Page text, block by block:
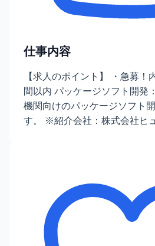
仕事内容
【求人のポイント】 ・急募！
間以内 パッケージソフト開発
機関向けのパッケージソフト
す。 ※紹介会社：株式会社ヒ